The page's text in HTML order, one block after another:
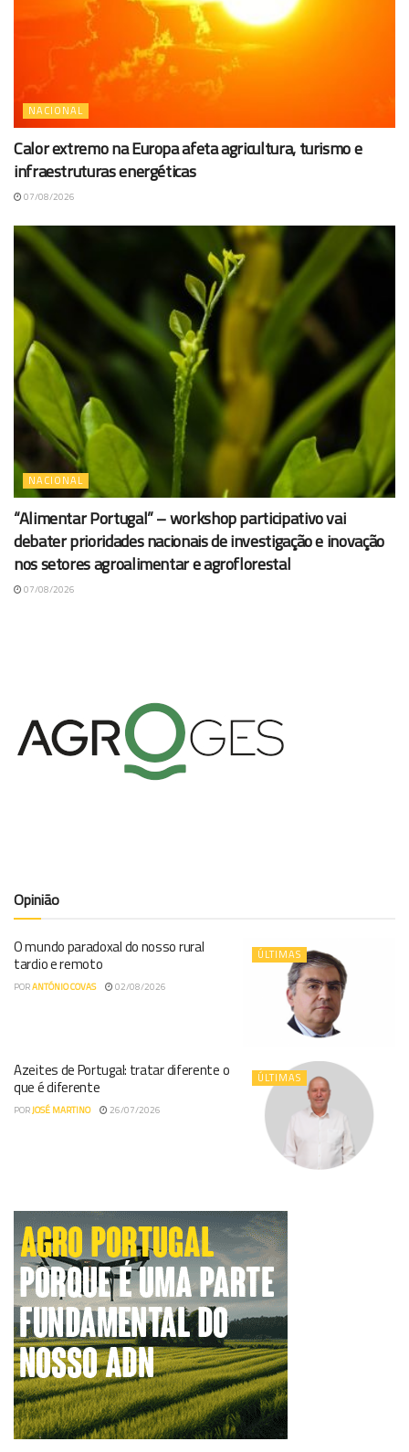
NACIONAL
Calor extremo na Europa afeta agricultura, turismo e
infraestruturas energéticas
07/08/2026
NACIONAL
“Alimentar Portugal” – workshop participativo vai
debater prioridades nacionais de investigação e inovação
nos setores agroalimentar e agroflorestal
07/08/2026
Opinião
ÚLTIMAS
O mundo paradoxal do nosso rural
tardio e remoto
PORANTÓNIO COVAS 02/08/2026
ÚLTIMAS
Azeites de Portugal: tratar diferente o
que é diferente
PORJOSÉ MARTINO 26/07/2026